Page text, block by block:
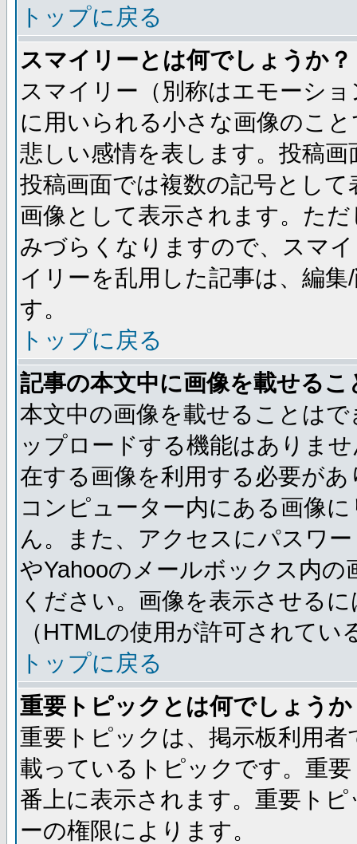
トップに戻る
スマイリーとは何でしょうか？
スマイリー（別称はエモーシ
に用いられる小さな画像のこ
悲しい感情を表します。投稿
投稿画面では複数の記号とし
画像として表示されます。た
みづらくなりますので、スマ
イリーを乱用した記事は、編
す。
トップに戻る
記事の本文中に画像を載せる
本文中の画像を載せることは
ップロードする機能はありま
在する画像を利用する必要が
コンピューター内にある画像
ん。また、アクセスにパスワ
やYahooのメールボックス内
ください。画像を表示させる
（HTMLの使用が許可されて
トップに戻る
重要トピックとは何でしょうか
重要トピックは、掲示板利用
載っているトピックです。重
番上に表示されます。重要ト
ーの権限によります。